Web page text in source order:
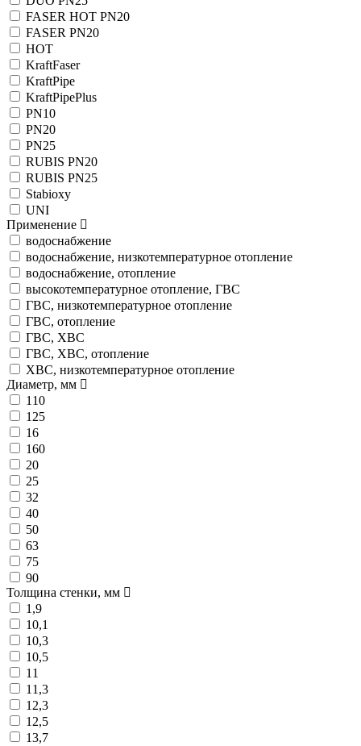
FASER HOT PN20
FASER PN20
HOT
KraftFaser
KraftPipe
KraftPipePlus
PN10
PN20
PN25
RUBIS PN20
RUBIS PN25
Stabioxy
UNI
Применение
водоснабжение
водоснабжение, низкотемпературное отопление
водоснабжение, отопление
высокотемпературное отопление, ГВС
ГВС, низкотемпературное отопление
ГВС, отопление
ГВС, ХВС
ГВС, ХВС, отопление
ХВС, низкотемпературное отопление
Диаметр, мм
110
125
16
160
20
25
32
40
50
63
75
90
Толщина стенки, мм
1,9
10,1
10,3
10,5
11
11,3
12,3
12,5
13,7